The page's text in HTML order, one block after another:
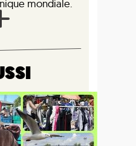
mondiale.